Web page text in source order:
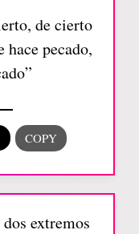
de cierto
hace pecado,
extremos